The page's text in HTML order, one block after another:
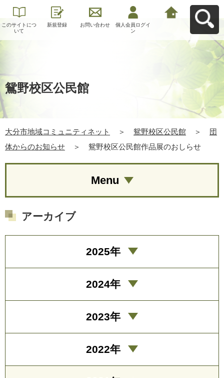
このサイトにつ
いて
新規登録 お問い合わせ
個人会員ログイ
ン
鴛野校区公民館
大分市地域コミュニティネット ＞ 鴛野校区公民館 ＞
団
体からのお知らせ
＞ 鴛野校区公民館作品展のおしらせ
Menu
アーカイブ
2025年
2024年
2023年
2022年